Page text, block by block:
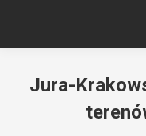
Jura-